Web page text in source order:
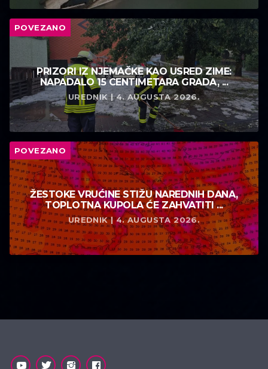
POVEZANO
PRIZORI IZ NJEMAČKE KAO USRED ZIME:
NAPADALO 15 CENTIMETARA GRADA, ...
UREDNIK | 4. AUGUSTA 2026.
POVEZANO
ŽESTOKE VRUĆINE STIŽU NAREDNIH DANA,
TOPLOTNA KUPOLA ĆE ZAHVATITI ...
UREDNIK | 4. AUGUSTA 2026.